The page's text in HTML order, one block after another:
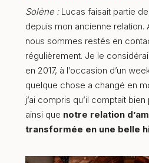
Solène :Lucas faisait partie
depuis mon ancienne relation.
nous sommes restés en
régulièrement. Je le
en 2017, à l’occasion d’un
quelque chose a changé en
j’ai compris qu’il comptait
ainsi que notre relation
transformée en une belle